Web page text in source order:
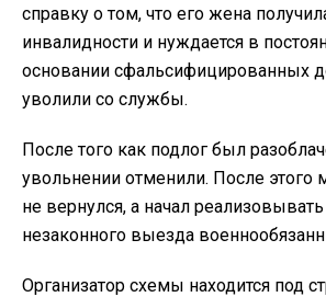
справку о том, что его жена
инвалидности и нуждается в
основании сфальсифицированных
уволили со службы.
После того как подлог был
увольнении отменили. После
не вернулся, а начал
незаконного выезда
Организатор схемы находится под